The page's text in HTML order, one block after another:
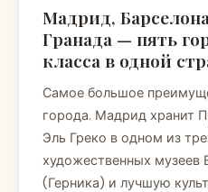
Мадрид,
Гранада — пять
класса в одной
Самое большое
города. Мадрид хранит
Эль Греко в одном из
художественных музеев
(Герника) и лучшую